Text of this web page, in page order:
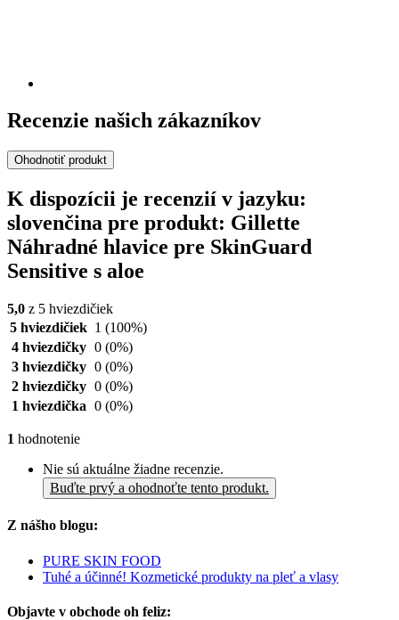
Recenzie našich zákazníkov
Ohodnotiť produkt
K dispozícii je recenzií v jazyku:
slovenčina pre produkt: Gillette
Náhradné hlavice pre SkinGuard
Sensitive s aloe
5,0 z 5 hviezdičiek
5 hviezdičiek 1 (100%)
4 hviezdičky 0 (0%)
3 hviezdičky 0 (0%)
2 hviezdičky 0 (0%)
1 hviezdička 0 (0%)
1 hodnotenie
Nie sú aktuálne žiadne recenzie.
Buďte prvý a ohodnoťte tento produkt.
Z nášho blogu:
PURE SKIN FOOD
Tuhé a účinné! Kozmetické produkty na pleť a vlasy
Objavte v obchode oh feliz: